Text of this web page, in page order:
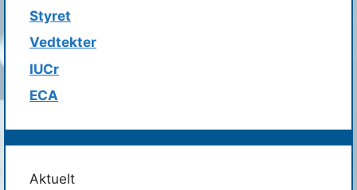
Styret
Vedtekter
IUCr
ECA
Aktuelt